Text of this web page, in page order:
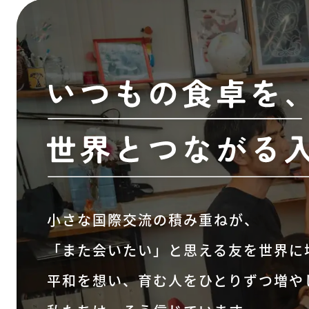
小さな国際交流の積み重ねが、
「また会いたい」と思える友を世界
平和を想い、育む人をひとりずつ増